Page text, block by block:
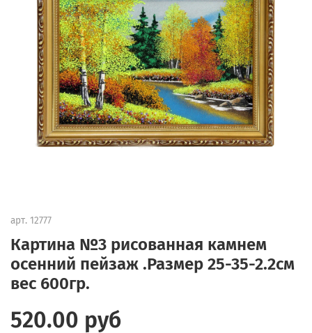
арт. 12777
Картина №3 рисованная камнем
осенний пейзаж .Размер 25-35-2.2см
вес 600гр.
520.00 руб